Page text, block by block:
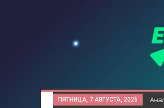
ПЯТНИЦА, 7 АВГУСТА, 2026